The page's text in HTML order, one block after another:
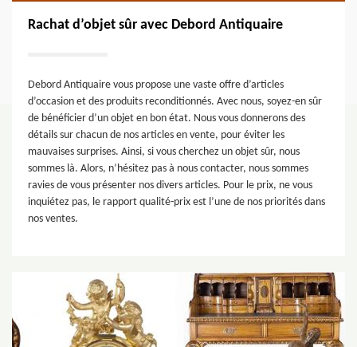
Rachat d’objet sûr avec Debord Antiquaire
Debord Antiquaire vous propose une vaste offre d’articles
d’occasion et des produits reconditionnés. Avec nous, soyez-en sûr
de bénéficier d’un objet en bon état. Nous vous donnerons des
détails sur chacun de nos articles en vente, pour éviter les
mauvaises surprises. Ainsi, si vous cherchez un objet sûr, nous
sommes là. Alors, n’hésitez pas à nous contacter, nous sommes
ravies de vous présenter nos divers articles. Pour le prix, ne vous
inquiétez pas, le rapport qualité-prix est l’une de nos priorités dans
nos ventes.